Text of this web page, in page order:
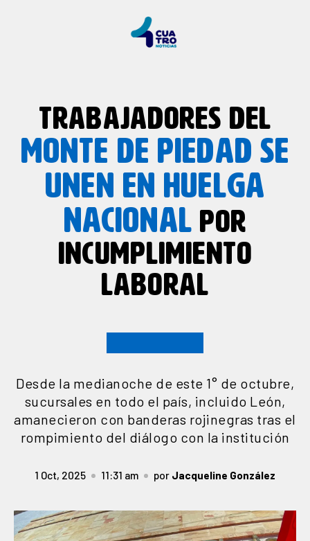
TRABAJADORES DEL
MONTE DE PIEDAD SE
UNEN EN HUELGA
NACIONAL POR
INCUMPLIMIENTO
LABORAL
Desde la medianoche de este 1° de octubre,
sucursales en todo el país, incluido León,
amanecieron con banderas rojinegras tras el
rompimiento del diálogo con la institución
1 Oct, 2025 11:31 am por Jacqueline González